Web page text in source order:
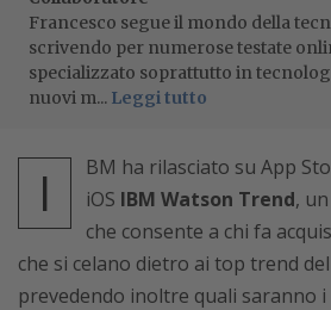
Francesco segue il mondo della
scrivendo per numerose testate
specializzato soprattutto in
nuovi m... Leggi tutto
I
BM ha rilasciato su App
iOS IBM Watson Trend,
che consente a chi fa
che si celano dietro ai top trend
prevedendo inoltre quali saranno